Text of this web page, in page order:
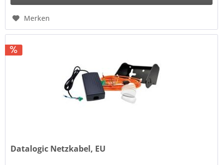
Merken
Datalogic Netzkabel, EU